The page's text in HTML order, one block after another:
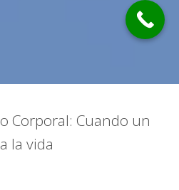
Corporal: Cuando un
la vida